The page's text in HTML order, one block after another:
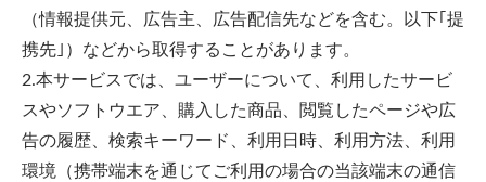
（情報提供元、広告主、広告配信先などを含む。以下｢提
携先｣）などから取得することがあります。
2.本サービスでは、ユーザーについて、利用したサービ
スやソフトウエア、購入した商品、閲覧したページや広
告の履歴、検索キーワード、利用日時、利用方法、利用
環境（携帯端末を通じてご利用の場合の当該端末の通信